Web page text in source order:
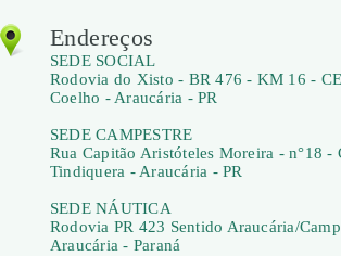
Endereços
SEDE SOCIAL
Rodovia do Xisto - BR 476 - KM 16 -
Coelho - Araucária - PR
SEDE CAMPESTRE
Rua Capitão Aristóteles Moreira - n°18 -
Tindiquera - Araucária - PR
SEDE NÁUTICA
Rodovia PR 423 Sentido Araucária/
Araucária - Paraná